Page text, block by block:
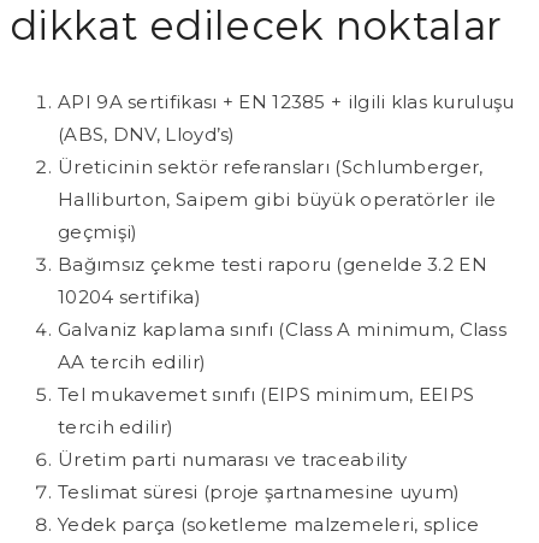
dikkat edilecek noktalar
API 9A sertifikası + EN 12385 + ilgili klas kuruluşu
(ABS, DNV, Lloyd’s)
Üreticinin sektör referansları (Schlumberger,
Halliburton, Saipem gibi büyük operatörler ile
geçmişi)
Bağımsız çekme testi raporu (genelde 3.2 EN
10204 sertifika)
Galvaniz kaplama sınıfı (Class A minimum, Class
AA tercih edilir)
Tel mukavemet sınıfı (EIPS minimum, EEIPS
tercih edilir)
Üretim parti numarası ve traceability
Teslimat süresi (proje şartnamesine uyum)
Yedek parça (soketleme malzemeleri, splice